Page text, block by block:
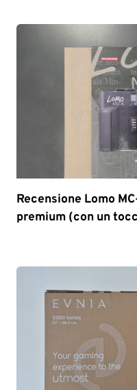
Recensione Lomo
premium (con un